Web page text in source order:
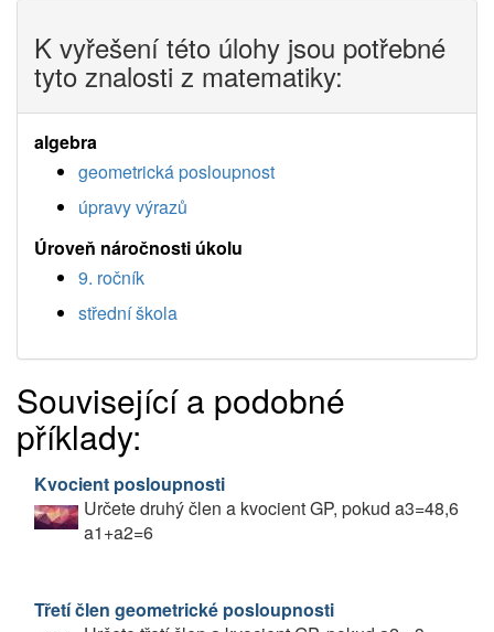
K vyřešení této úlohy jsou potřebné
tyto znalosti z matematiky:
algebra
geometrická posloupnost
úpravy výrazů
Úroveň náročnosti úkolu
9. ročník
střední škola
Související a podobné
příklady:
Kvocient posloupnosti
Určete druhý člen a kvocient GP, pokud a3=48,6
a1+a2=6
Třetí člen geometrické posloupnosti